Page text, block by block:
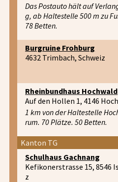
Das Postauto hält auf
g, ab Haltestelle 500 m zu
78 Betten.
Burgruine Frohburg
4632 Trimbach, Schweiz
Rheinbundhaus Hochwald
Auf den Hollen 1, 4146
1 km von der Haltestelle
rum. 70 Plätze. 50 Betten.
Kanton TG
Schulhaus Gachnang
Kefikonerstrasse 15, 8546
z